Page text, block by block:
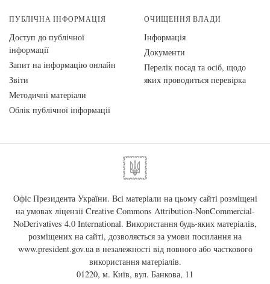
ПУБЛІЧНА ІНФОРМАЦІЯ
Доступ до публічної
інформації
Запит на інформацію онлайн
Звіти
Методичні матеріали
Облік публічної інформації
ОЧИЩЕННЯ ВЛАДИ
Інформація
Документи
Перелік посад та осіб, щодо
яких проводиться перевірка
Офіс Президента України. Всі матеріали на цьому сайті розміщені
на умовах ліцензії Creative Commons Attribution-NonCommercial-
NoDerivatives 4.0 International. Використання будь-яких матеріалів,
розміщених на сайті, дозволяється за умови посилання на
www.president.gov.uaв незалежності від повного або часткового
використання матеріалів.
01220, м. Київ, вул. Банкова, 11